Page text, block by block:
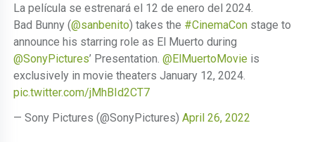
La película se estrenará el 12 de enero del 2024.
Bad Bunny (@sanbenito) takes the #CinemaCon stage to
announce his starring role as El Muerto during
@SonyPictures’ Presentation.@ElMuertoMovie is
exclusively in movie theaters January 12, 2024.
pic.twitter.com/jMhBId2CT7
— Sony Pictures (@SonyPictures)April 26, 2022